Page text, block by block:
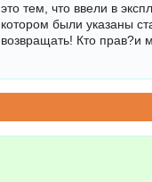
это тем, что ввели в
котором были указаны
возвращать! Кто прав?и